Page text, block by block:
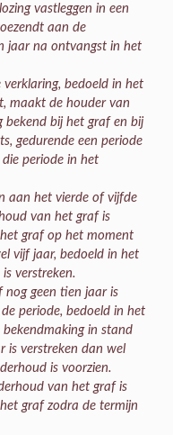
vastleggen in een
aan de
jaar na ontvangst in het
bedoeld in het
maakt de houder van
bekend bij het graf en bij
gedurende een periode
periode in het
aan het vierde of vijfde
van het graf is
graf op het moment
vijf jaar, bedoeld in het
verstreken.
geen tien jaar is
periode, bedoeld in het
in stand
is verstreken dan wel
is voorzien.
van het graf is
graf zodra de termijn